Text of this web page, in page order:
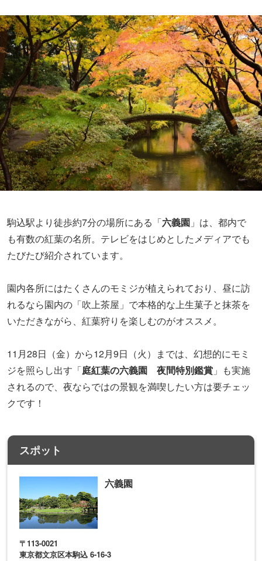
駒込駅より徒歩約7分の場所にある「六義園 」は、都内で
も有数の紅葉の名所。テレビをはじめとしたメディアでも
たびたび紹介されています。
園内各所にはたくさんのモミジが植えられており、昼に訪
れるなら園内の「吹上茶屋」で本格的な上生菓子と抹茶を
いただきながら、紅葉狩りを楽しむのがオススメ。
11月28日（金）から12月9日（火）までは、幻想的にモミ
ジを照らし出す「庭紅葉の六義園 夜間特別鑑賞 」も実施
されるので、夜ならではの景観を満喫したい方は要チェッ
クです！
スポット
六義園
〒113-0021
東京都文京区本駒込 6-16-3